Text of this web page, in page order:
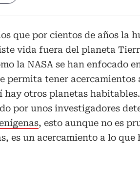
que por cientos de años la
vida fuera del planeta
la NASA se han enfocado
permita tener acercamientos
hay otros planetas
por unos investigadores
, esto aunque no es
es un acercamiento a lo que